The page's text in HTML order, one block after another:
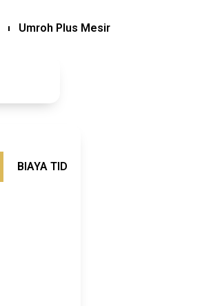
Umroh Plus Mesir
BIAYA TIDAK TERMASUK